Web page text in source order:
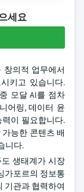
세요
창의적 업무에서
키고 있습니다.
모달 AI를 점차
어링, 데이터 윤
이 필요합니다.
능한 콘텐츠 배
니다.
생태계가 시장
가포르의 정보통
기관과 협력하여